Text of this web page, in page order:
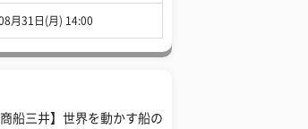
月31日(月) 14:00
商船三井】世界を動かす船の